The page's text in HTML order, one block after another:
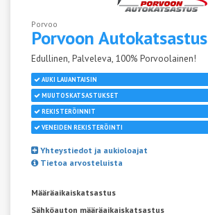
Porvoo
Porvoon Autokatsastus
Edullinen, Palveleva, 100% Porvoolainen!
AUKI LAUANTAISIN
MUUTOSKATSASTUKSET
REKISTERÖINNIT
VENEIDEN REKISTERÖINTI
Yhteystiedot ja aukioloajat
Tietoa arvosteluista
Määräaikaiskatsastus
Sähköauton määräaikaiskatsastus